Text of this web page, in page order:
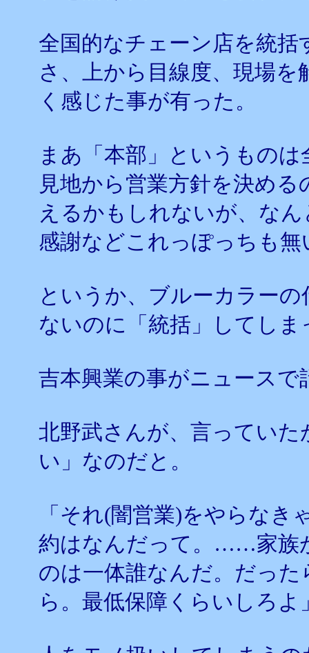
全国的なチェーン店を統括
さ、上から目線度、現場
く感じた事が有った。
まあ「本部」というもの
見地から営業方針を決め
えるかもしれないが、な
感謝などこれっぽっちも
というか、ブルーカラー
ないのに「統括」してし
吉本興業の事がニュースで
北野武さんが、言ってい
い」なのだと。
「それ(闇営業)をやらなき
約はなんだって。……家族
のは一体誰なんだ。だっ
ら。最低保障くらいしろよ